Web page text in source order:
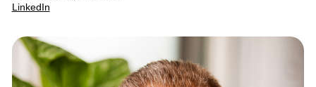
LinkedIn